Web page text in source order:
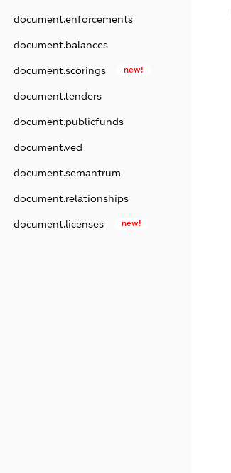
document.enforcements
document.balances
document.scorings new!
document.tenders
document.publicfunds
document.ved
document.semantrum
document.relationships
document.licenses new!